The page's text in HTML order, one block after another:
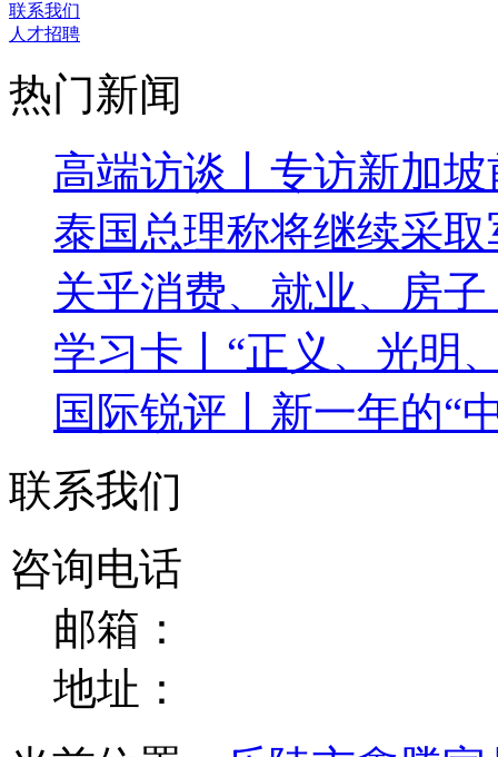
联系我们
人才招聘
热门新闻
高端访谈丨专访新加
泰国总理称将继续采
关乎消费、就业、房
学习卡丨“正义、光明
国际锐评丨新一年的“
联系我们
咨询电话
邮箱：
地址：